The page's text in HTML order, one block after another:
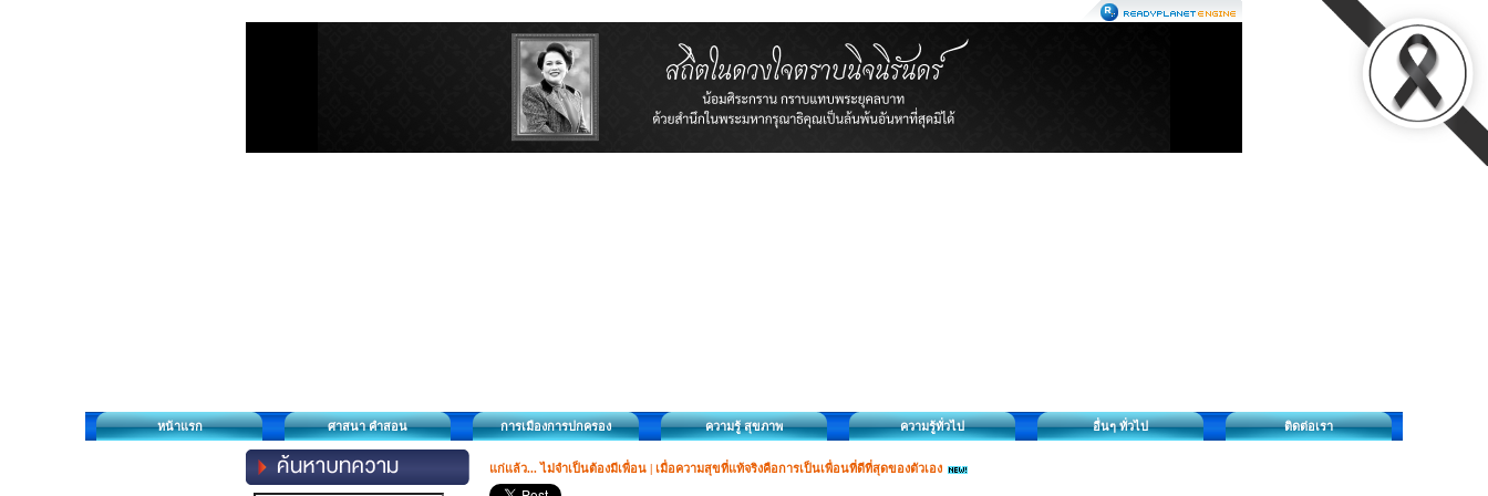
หน้าแรก ศาสนา คำสอน การเมืองการปกครอง ความรู้ สุขภาพ ความรู้ทั่วไป อื่นๆ ทั่วไป ติดต่อเรา
แก่แล้ว... ไม่จำเป็นต้องมีเพื่อน | เมื่อความสุขที่แท้จริงคือการเป็นเพื่อนที่ดีที่สุดของตัวเอง